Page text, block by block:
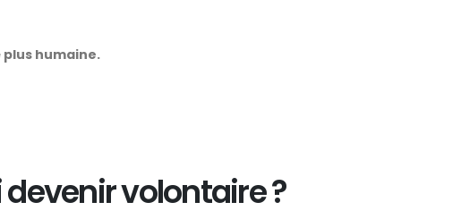
humaine.
volontaire ?